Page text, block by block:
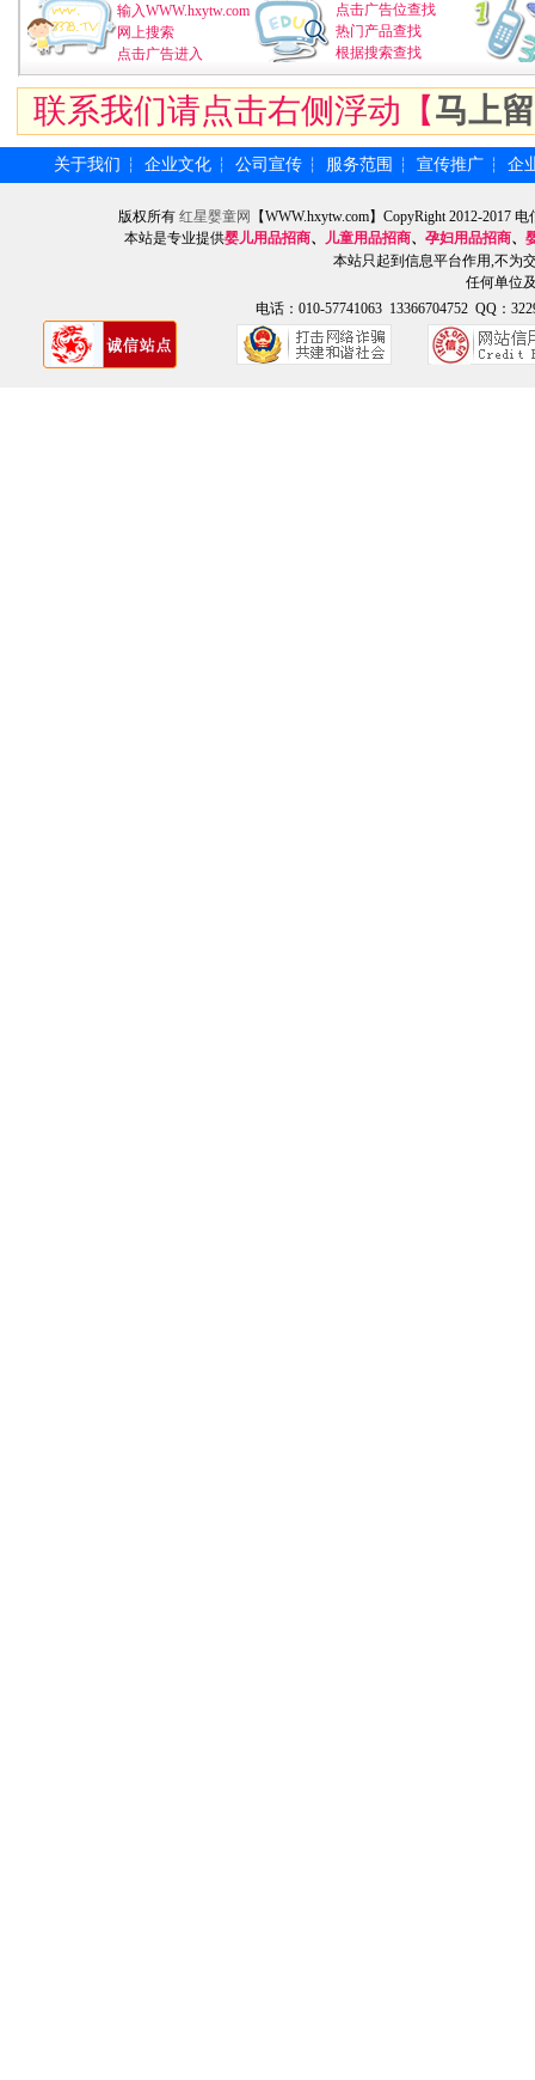
输入WWW.hxytw.com
网上搜索
点击广告进入
点击广告位查找
热门产品查找
根据搜索查找
联系我们请点击右侧浮动【马上
关于我们 ┆ 企业文化 ┆ 公司宣传 ┆ 服务范围 ┆ 宣传推广 ┆ 企
版权所有 红星婴童网
【WWW.hxytw.com】CopyRight 2012-2017
本站是专业提供婴儿用品招商、 儿童用品招商、 孕妇用品招商、
本站只起到信息平台作用,不为
任何单位
电话：010-57741063 13366704752 QQ：